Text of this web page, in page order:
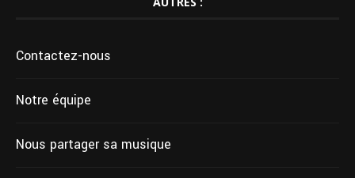
Contactez-nous
Notre équipe
Nous partager sa musique